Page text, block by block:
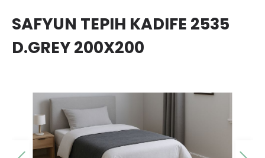
SAFYUN TEPIH KADIFE 2535
D.GREY 200X200